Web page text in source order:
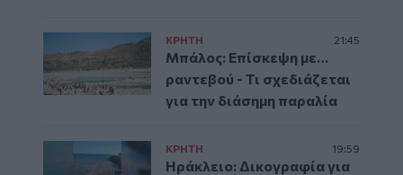
ΚΡΗΤΗ 21:45
Μπάλος: Επίσκεψη με…
ραντεβού - Τι σχεδιάζεται
για την διάσημη παραλία
ΚΡΗΤΗ 19:59
Ηράκλειο: Δικογραφία για